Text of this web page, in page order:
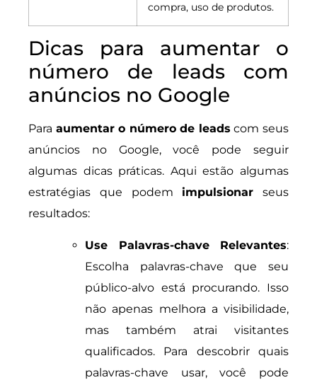
compra, uso de produtos.
Dicas para aumentar o
número de leads com
anúncios no Google
Para aumentar o número de leads com seus
anúncios no Google, você pode seguir
algumas dicas práticas. Aqui estão algumas
estratégias que podemimpulsionar seus
resultados:
Use Palavras-chave Relevantes:
Escolha palavras-chave que seu
público-alvo está procurando. Isso
não apenas melhora a visibilidade,
mas também atrai visitantes
qualificados. Para descobrir quais
palavras-chave usar, você pode